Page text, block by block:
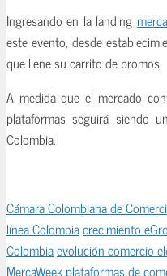
Ingresando en la landing
este evento, desde
que llene su carrito de promos.
A medida que el mercado
plataformas seguirá siendo
Colombia.
Cámara Colombiana de
línea Colombiacrecimiento
Colombiaevolución comercio
MercaWeekplataformas de